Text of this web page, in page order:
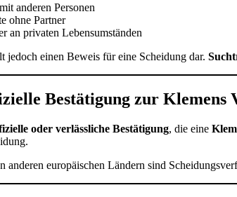
anderen Personen
ohne Partner
an privaten Lebensumständen
jedoch einen Beweis für eine Scheidung dar.
Bestätigung zur Klemens
oder verlässliche Bestätigung, die eine
anderen europäischen Ländern sind